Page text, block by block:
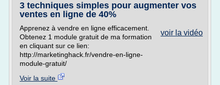
3 techniques simples pour augmenter vos
ventes en ligne de 40%
voir la vidéo
Apprenez à vendre en ligne efficacement.
Obtenez 1 module gratuit de ma formation
en cliquant sur ce lien:
http://marketinghack.fr/vendre-en-ligne-
module-gratuit/
Voir la suite